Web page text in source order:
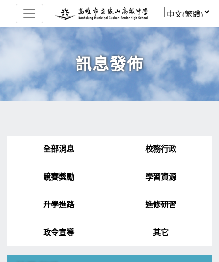
訊息發佈
全部消息 校務行政
競賽獎勵 學習資源
升學進路 進修研習
政令宣導 其它